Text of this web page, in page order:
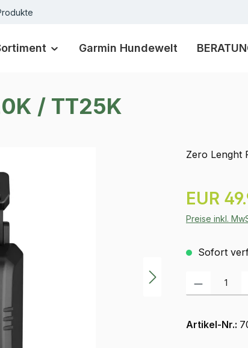
Garmin Hundewelt
/ TT25K
Zero Lenght
Regulärer
EUR
Preise inkl.
Sofort
Produkt
Artikel-Nr.: